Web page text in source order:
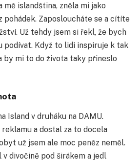
mě islandština, zněla mi jako
pohádek. Zaposloucháte se a cítíte
Už tehdy jsem si řekl, že bych
podívat. Když to lidi inspiruje k tak
by mi to do života taky přineslo
Island v druháku na DAMU.
a dostal za to docela
už jsem ale moc peněz neměl.
v divočině pod širákem a jedl